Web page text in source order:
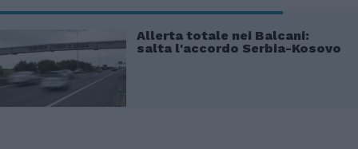
Allerta totale nei Balcani:
salta l'accordo Serbia-Kosovo